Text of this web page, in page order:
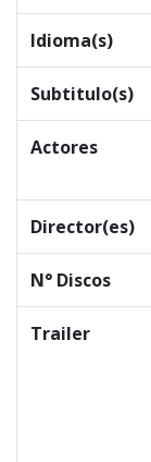
Idioma(s)
Subtitulo(s)
Actores
Director(es)
N° Discos
Trailer